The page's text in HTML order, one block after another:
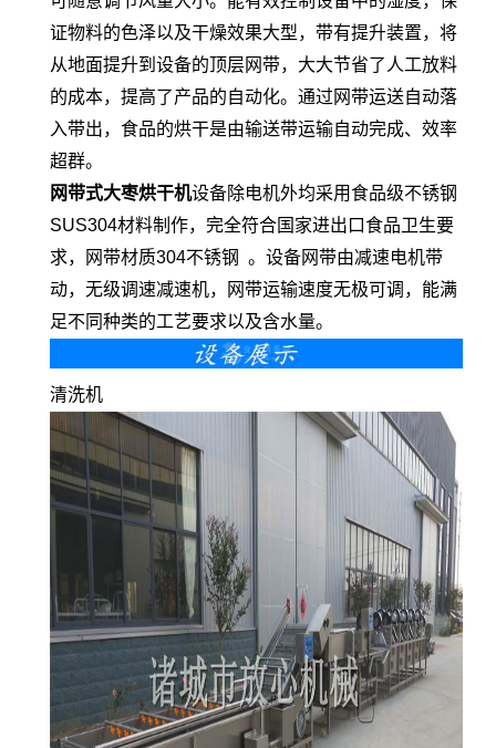
证物料的色泽以及干燥效果大型，带有提升装置，将
从地面提升到设备的顶层网带，大大节省了人工放料
的成本，提高了产品的自动化。通过网带运送自动落
入带出，食品的烘干是由输送带运输自动完成、效率
超群。
网带式大枣烘干机设备除电机外均采用食品级不锈钢
SUS304材料制作，完全符合国家进出口食品卫生要
求，网带材质304不锈钢 。设备网带由减速电机带
动，无级调速减速机，网带运输速度无极可调，能满
足不同种类的工艺要求以及含水量。
清洗机